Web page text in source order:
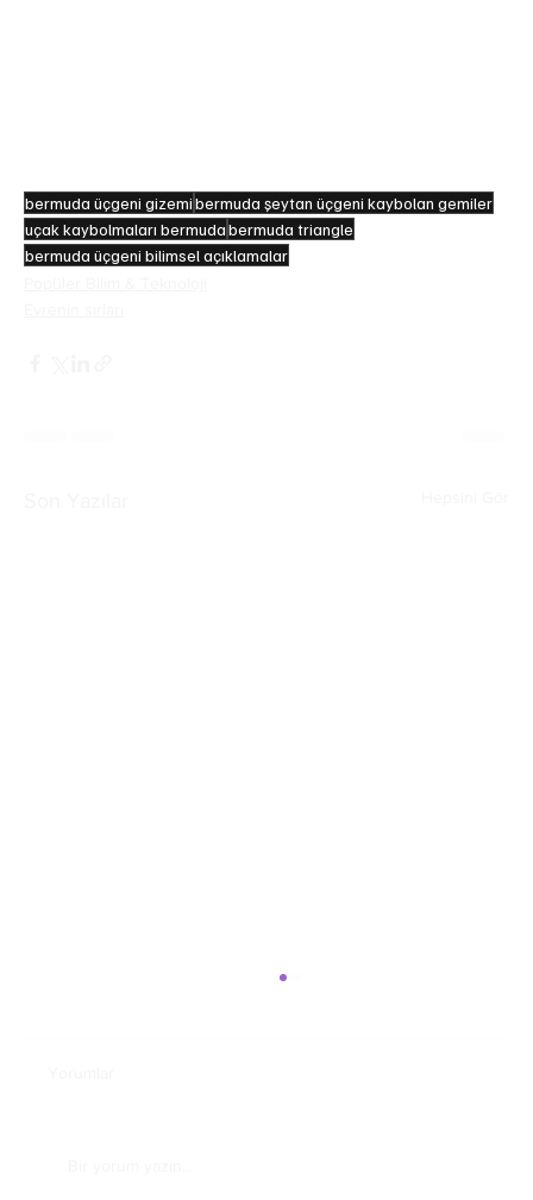
bermuda üçgeni gizemibermuda şeytan üçgeni kaybolan gemiler
uçak kaybolmaları bermudabermuda triangle
bermuda üçgeni bilimsel açıklamalar